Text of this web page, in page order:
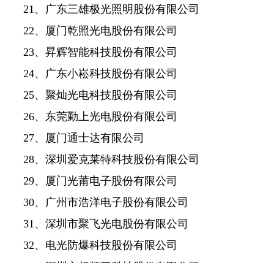
21、广东三雄极光照明股份有限公司
22、厦门乾照光电股份有限公司
23、昇辉智能科技股份有限公司
24、广东小崧科技股份有限公司
25、聚灿光电科技股份有限公司
26、东莞勤上光电股份有限公司
27、厦门通士达有限公司
28、深圳爱克莱特科技股份有限公司
29、厦门光莆电子股份有限公司
30、广州市浩洋电子股份有限公司
31、深圳市聚飞光电股份有限公司
32、电光防爆科技股份有限公司